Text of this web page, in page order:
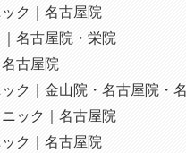
ク｜名古屋院
名古屋院・栄院
古屋院
ク｜金山院・名古屋院・
ック｜名古屋院
ク｜名古屋院